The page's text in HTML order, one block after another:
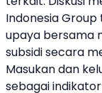
Indonesia
upaya bersama
subsidi secara
Masukan dan
sebagai